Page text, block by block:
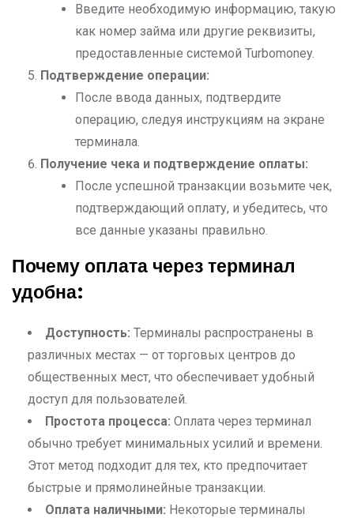
Введите необходимую информацию, такую
как номер займа или другие реквизиты,
предоставленные системой Turbomoney.
Подтверждение операции:
После ввода данных, подтвердите
операцию, следуя инструкциям на экране
терминала.
Получение чека и подтверждение оплаты:
После успешной транзакции возьмите чек,
подтверждающий оплату, и убедитесь, что
все данные указаны правильно.
Почему оплата через терминал
удобна:
Доступность: Терминалы распространены в
различных местах — от торговых центров до
общественных мест, что обеспечивает удобный
доступ для пользователей.
Простота процесса: Оплата через терминал
обычно требует минимальных усилий и времени.
Этот метод подходит для тех, кто предпочитает
быстрые и прямолинейные транзакции.
Оплата наличными: Некоторые терминалы